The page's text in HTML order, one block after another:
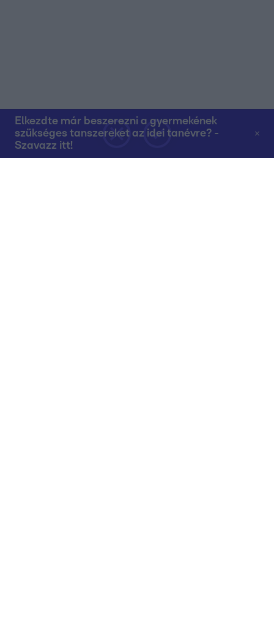
Elkezdte már beszerezni a gyermekének
szükséges tanszereket az idei tanévre? -
Szavazz itt!